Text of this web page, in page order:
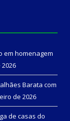
em homenagem
Barata com
de 2026
de casas do